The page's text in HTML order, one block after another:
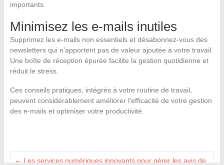
importants.
Minimisez les e-mails inutiles
Supprimez les e-mails non essentiels et désabonnez-vous des
newsletters qui n’apportent pas de valeur ajoutée à votre travail.
Une boîte de réception épurée facilite la gestion quotidienne et
réduit le stress.
Ces conseils pratiques, intégrés à votre routine de travail,
peuvent considérablement améliorer l’efficacité de votre gestion
des e-mails et optimiser votre productivité.
← Les services numériques innovants pour gérer les avis de